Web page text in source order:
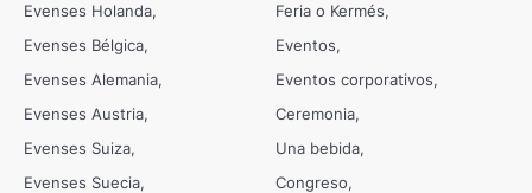
Evenses Holanda
Evenses Bélgica
Evenses Alemania
Evenses Austria
Evenses Suiza
Evenses Suecia
Feria o Kermés
Eventos
Eventos corporativos
Ceremonia
Una bebida
Congreso